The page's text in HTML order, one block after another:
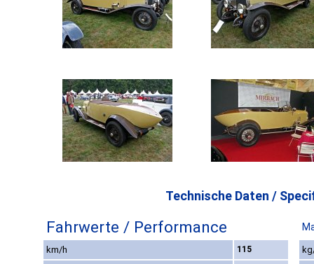
Technische Daten /
Fahrwerte / Performance
km/h 115